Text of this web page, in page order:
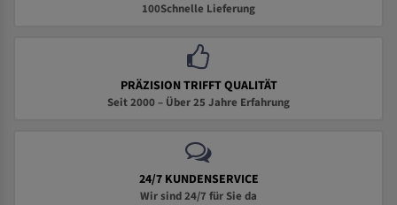
100Schnelle Lieferung
PRÄZISION TRIFFT QUALITÄT
Seit 2000 – Über 25 Jahre Erfahrung
24/7 KUNDENSERVICE
Wir sind 24/7 für Sie da